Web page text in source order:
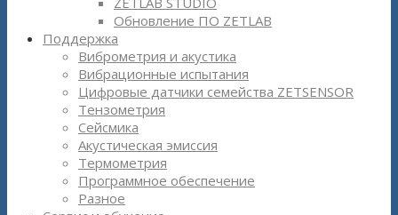
Обновление ПО ZETLAB
Поддержка
Виброметрия и акустика
Вибрационные испытания
Цифровые датчики семейства ZETSENSOR
Тензометрия
Сейсмика
Акустическая эмиссия
Термометрия
Программное обеспечение
Разное